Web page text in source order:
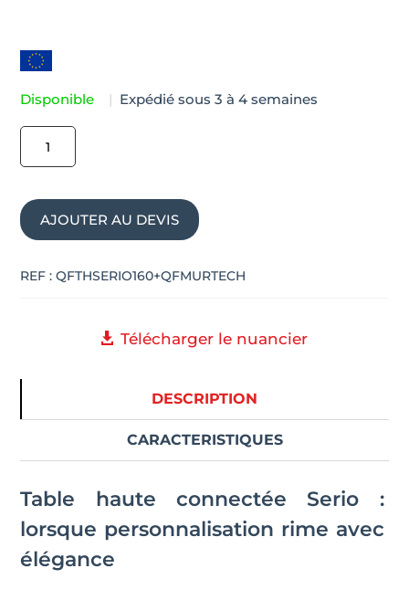
Disponible | Expédié sous 3 à 4 semaines
quantité
Table
haute
connectée
SERIO
AJOUTER AU DEVIS
REF :QFTHSERIO160+QFMURTECH
Télécharger le nuancier
DESCRIPTION
CARACTERISTIQUES
Table haute connectée Serio :
lorsque personnalisation rime avec
élégance